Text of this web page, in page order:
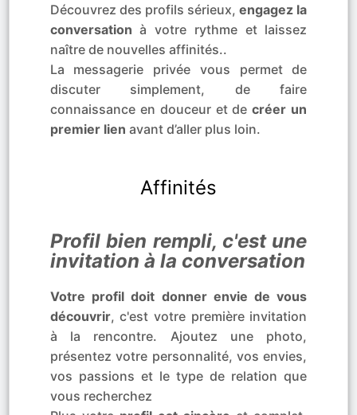
Découvrez des profils sérieux,engagez la
conversation à votre rythme et laissez
naître de nouvelles affinités..
La messagerie privée vous permet de
discuter simplement, de faire
connaissance en douceur et decréer un
premier lien avant d’aller plus loin.
Affinités
Profil bien rempli, c'est une
invitation à la conversation
Votre profil doit donner envie de vous
découvrir, c'est votre première invitation
à la rencontre. Ajoutez une photo,
présentez votre personnalité, vos envies,
vos passions et le type de relation que
vous recherchez